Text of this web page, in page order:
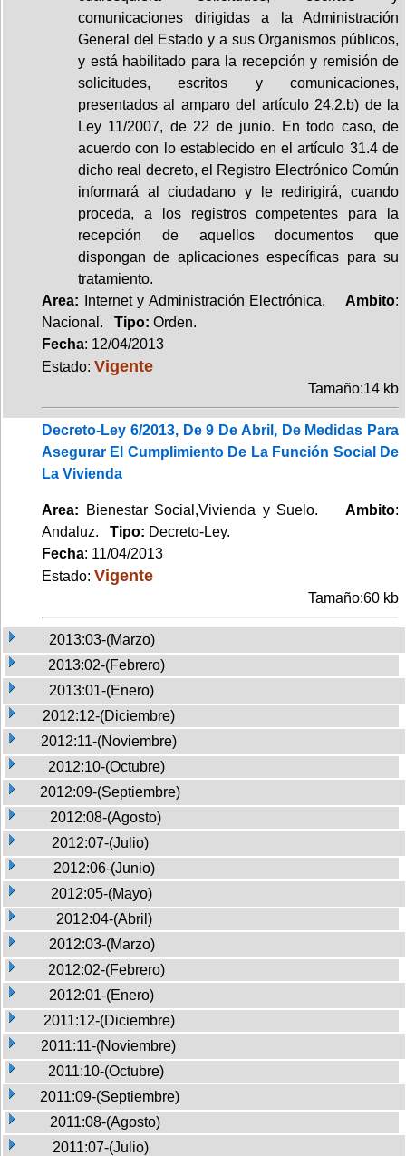
comunicaciones dirigidas a la Administración
General del Estado y a sus Organismos públicos,
y está habilitado para la recepción y remisión de
solicitudes, escritos y comunicaciones,
presentados al amparo del artículo 24.2.b) de la
Ley 11/2007, de 22 de junio. En todo caso, de
acuerdo con lo establecido en el artículo 31.4 de
dicho real decreto, el Registro Electrónico Común
informará al ciudadano y le redirigirá, cuando
proceda, a los registros competentes para la
recepción de aquellos documentos que
dispongan de aplicaciones específicas para su
tratamiento.
Area: Internet y Administración Electrónica. Ambito:
Nacional. Tipo: Orden.
Fecha: 12/04/2013
Estado: Vigente
Tamaño:14 kb
Decreto-Ley 6/2013, De 9 De Abril, De Medidas Para
Asegurar El Cumplimiento De La Función Social De
La Vivienda
Area: Bienestar Social,Vivienda y Suelo. Ambito:
Andaluz. Tipo: Decreto-Ley.
Fecha: 11/04/2013
Estado: Vigente
Tamaño:60 kb
2013:03-(Marzo)
2013:02-(Febrero)
2013:01-(Enero)
2012:12-(Diciembre)
2012:11-(Noviembre)
2012:10-(Octubre)
2012:09-(Septiembre)
2012:08-(Agosto)
2012:07-(Julio)
2012:06-(Junio)
2012:05-(Mayo)
2012:04-(Abril)
2012:03-(Marzo)
2012:02-(Febrero)
2012:01-(Enero)
2011:12-(Diciembre)
2011:11-(Noviembre)
2011:10-(Octubre)
2011:09-(Septiembre)
2011:08-(Agosto)
2011:07-(Julio)